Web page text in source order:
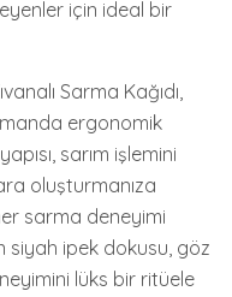
için ideal bir
Sarma Kağıdı,
ergonomik
sarım işlemini
oluşturmanıza
sarma deneyimi
siyah ipek dokusu, göz
lüks bir ritüele